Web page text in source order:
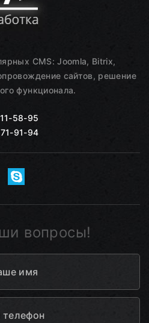
CMS: Joomla, Bitrix,
сайтов, решение
функционала.
58-95
91-94
вопросы!